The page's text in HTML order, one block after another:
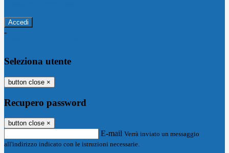
-
Seleziona utente
button close ×
Recupero password
button close ×
E-mail Verrà inviato un messaggio
all'indirizzo indicato con le istruzioni necessarie.